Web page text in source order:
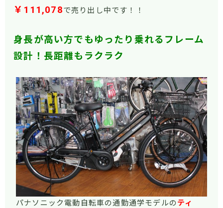
￥111,078で売り出し中です！！
身長が高い方でもゆったり乗れるフレーム
設計！長距離もラクラク
パナソニック電動自転車の通勤通学モデルの ティ